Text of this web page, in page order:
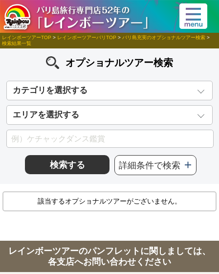
レインボーツアーTOP > レインボーツアーバリTOP > バリ島充実のオプショナルツアー検索 >
検索結果一覧
オプショナルツアー検索
カテゴリを選択する
エリアを選択する
検索する 詳細条件で検索
該当するオプショナルツアーがございません。
レインボーツアーのパンフレットに関しましては、
各支店へお問い合わせください